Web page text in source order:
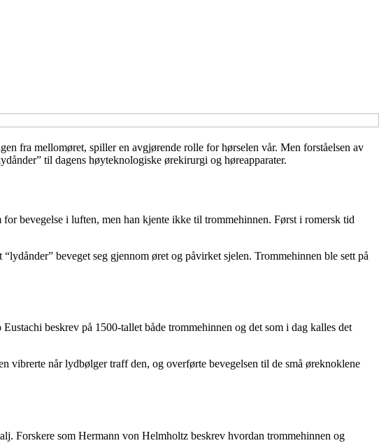
fra mellomøret, spiller en avgjørende rolle for hørselen vår. Men forståelsen av
til dagens høyteknologiske ørekirurgi og høreapparater.
bevegelse i luften, men han kjente ikke til trommehinnen. Først i romersk tid
beveget seg gjennom øret og påvirket sjelen. Trommehinnen ble sett på
beskrev på 1500-tallet både trommehinnen og det som i dag kalles det
vibrerte når lydbølger traff den, og overførte bevegelsen til de små øreknoklene
Forskere som Hermann von Helmholtz beskrev hvordan trommehinnen og